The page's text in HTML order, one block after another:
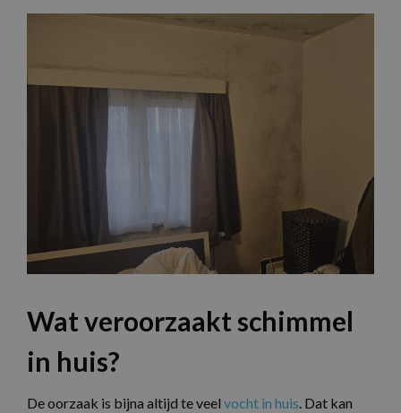
Wat veroorzaakt schimmel
in huis?
De oorzaak is bijna altijd te veel vocht in huis. Dat kan